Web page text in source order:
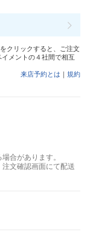
クリックすると、ご注文
メントの４社間で相互
来店予約とは ｜ 規約
合があります。
文確認画面にて配送